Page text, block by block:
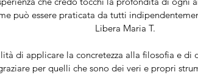
può essere praticata da tutti
Libera Maria T.
di applicare la concretezza alla filosofia e di
per quelli che sono dei veri e propri